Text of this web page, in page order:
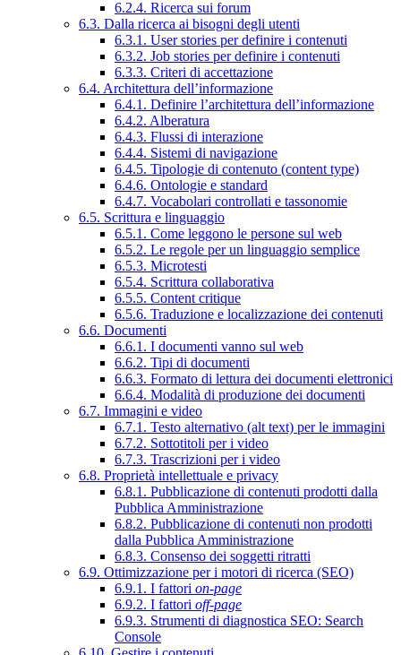
6.2.4. Ricerca sui forum
6.3. Dalla ricerca ai bisogni degli utenti
6.3.1. User stories per definire i contenuti
6.3.2. Job stories per definire i contenuti
6.3.3. Criteri di accettazione
6.4. Architettura dell’informazione
6.4.1. Definire l’architettura dell’informazione
6.4.2. Alberatura
6.4.3. Flussi di interazione
6.4.4. Sistemi di navigazione
6.4.5. Tipologie di contenuto (content type)
6.4.6. Ontologie e standard
6.4.7. Vocabolari controllati e tassonomie
6.5. Scrittura e linguaggio
6.5.1. Come leggono le persone sul web
6.5.2. Le regole per un linguaggio semplice
6.5.3. Microtesti
6.5.4. Scrittura collaborativa
6.5.5. Content critique
6.5.6. Traduzione e localizzazione dei contenuti
6.6. Documenti
6.6.1. I documenti vanno sul web
6.6.2. Tipi di documenti
6.6.3. Formato di lettura dei documenti elettronici
6.6.4. Modalità di produzione dei documenti
6.7. Immagini e video
6.7.1. Testo alternativo (alt text) per le immagini
6.7.2. Sottotitoli per i video
6.7.3. Trascrizioni per i video
6.8. Proprietà intellettuale e privacy
6.8.1. Pubblicazione di contenuti prodotti dalla
Pubblica Amministrazione
6.8.2. Pubblicazione di contenuti non prodotti
dalla Pubblica Amministrazione
6.8.3. Consenso dei soggetti ritratti
6.9. Ottimizzazione per i motori di ricerca (SEO)
6.9.1. I fattori on-page
6.9.2. I fattori off-page
6.9.3. Strumenti di diagnostica SEO: Search
Console